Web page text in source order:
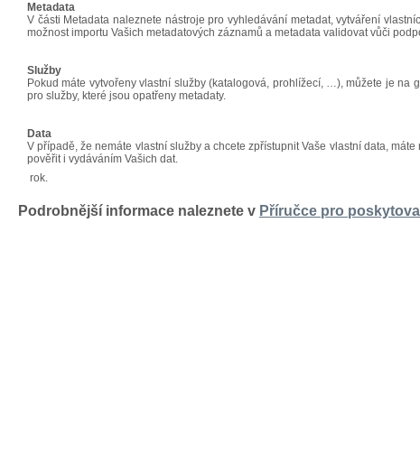
Metadata
V části Metadata naleznete nástroje pro vyhledávání metadat, vytváření
možnost importu Vašich metadatových záznamů a metadata validovat vůči
Služby
Pokud máte vytvořeny vlastní služby (katalogová, prohlížecí, …), můžete je
pro služby, které jsou opatřeny metadaty.
Data
V případě, že nemáte vlastní služby a chcete zpřístupnit Vaše vlastní data,
pověřit i vydáváním Vašich dat.
rok.
Podrobnější informace naleznete v Příručce pro